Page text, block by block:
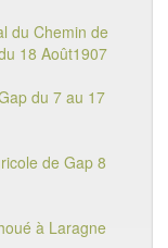
du Chemin de
18 Août1907
du 7 au 17
de Gap 8
à Laragne